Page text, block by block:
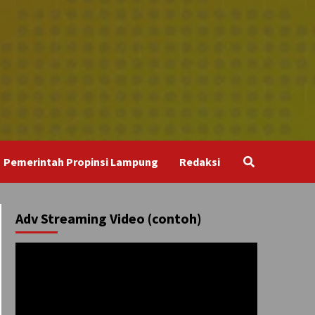
Pemerintah Propinsi Lampung Redaksi
Adv Streaming Video (contoh)